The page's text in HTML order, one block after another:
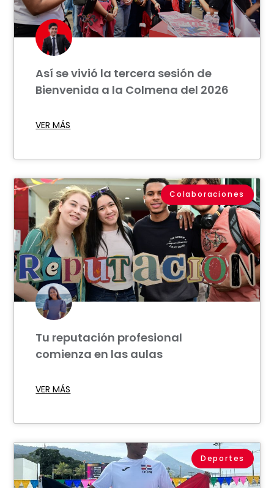
Así se vivió la tercera sesión de
Bienvenida a la Colmena del 2026
VER MÁS
Colaboraciones
Tu reputación profesional
comienza en las aulas
VER MÁS
Deportes